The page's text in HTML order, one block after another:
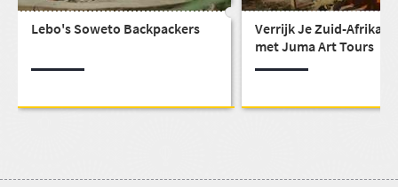
Lebo's Soweto Backpackers
Verrijk Je Zuid-
met Juma Art Tours